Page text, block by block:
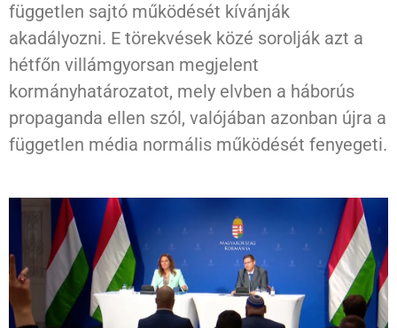
független sajtó működését kívánják
akadályozni. E törekvések közé sorolják azt a
hétfőn villámgyorsan megjelent
kormányhatározatot, mely elvben a háborús
propaganda ellen szól, valójában azonban újra a
független média normális működését fenyegeti.